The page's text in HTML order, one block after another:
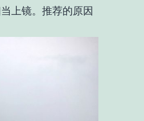
上镜。推荐的原因